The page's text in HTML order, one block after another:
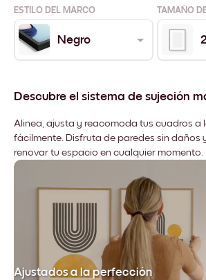
ESTILO DEL MARCO TAMAÑO
Negro
Descubre el sistema de sujeción
Alinea, ajusta y reacomoda tus cuadros a
fácilmente. Disfruta de paredes sin daños
renovar tu espacio en cualquier momento.
Ajustados a la perfección